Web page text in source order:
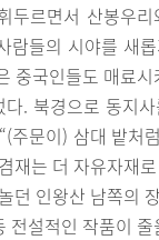
두르면서 산봉우
람들의 시야를 새
중국인들도 매료
다. 북경으로 동지
주문이) 삼대 밭처
재는 더 자유자재
던 인왕산 남쪽의
전설적인 작품이 줄